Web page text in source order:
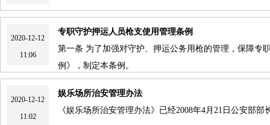
专职守护押运人员枪支使用管理条例
第一条 为了加强对守护、押运公务用枪的管理，保障专
例》，制定本条例。
2020-12-12
11:06
娱乐场所治安管理办法
《娱乐场所治安管理办法》已经2008年4月21日公安部
2020-12-12
11:02